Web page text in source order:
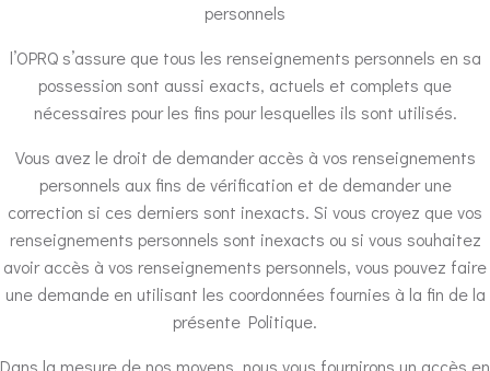
personnels
l’OPRQ s’assure que tous les renseignements personnels en sa
possession sont aussi exacts, actuels et complets que
nécessaires pour les fins pour lesquelles ils sont utilisés.
Vous avez le droit de demander accès à vos renseignements
personnels aux fins de vérification et de demander une
correction si ces derniers sont inexacts. Si vous croyez que vos
renseignements personnels sont inexacts ou si vous souhaitez
avoir accès à vos renseignements personnels, vous pouvez faire
une demande en utilisant les coordonnées fournies à la fin de la
présente Politique.
Dans la mesure de nos moyens, nous vous fournirons un accès en